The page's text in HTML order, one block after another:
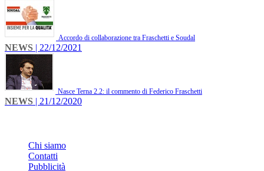
Accordo di collaborazione tra Fraschetti e Soudal
NEWS | 22/12/2021
Nasce Terna 2.2: il commento di Federico Fraschetti
NEWS | 21/12/2020
Chi siamo
Contatti
Pubblicità